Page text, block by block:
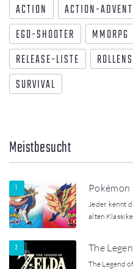
ACTION ACTION-
EGO-SHOOTER
MMORPG
RELEASE-LISTE
SURVIVAL
Meistbesucht
Pokémon
Jeder kennt
alten
The
The Legend